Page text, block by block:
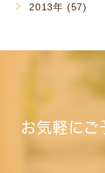
2013年 (57)
お気軽にご